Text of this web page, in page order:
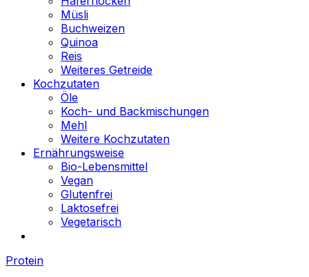
Müsli
Buchweizen
Quinoa
Reis
Weiteres Getreide
Kochzutaten
Öle
Koch- und Backmischungen
Mehl
Weitere Kochzutaten
Ernährungsweise
Bio-Lebensmittel
Vegan
Glutenfrei
Laktosefrei
Vegetarisch
Protein